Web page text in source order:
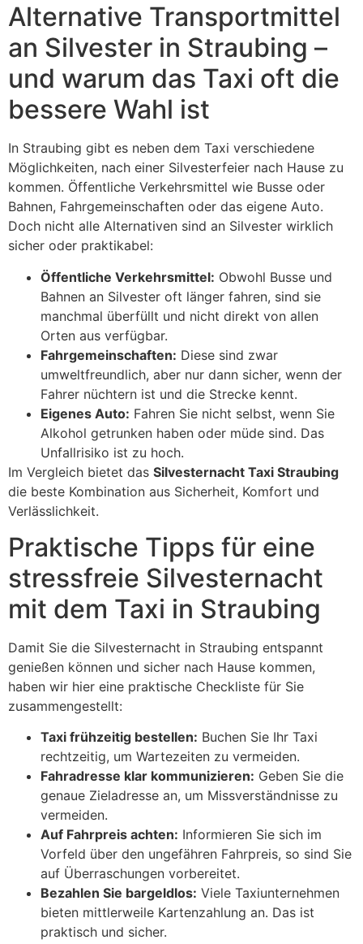
Alternative Transportmittel
an Silvester in Straubing –
und warum das Taxi oft die
bessere Wahl ist
In Straubing gibt es neben dem Taxi verschiedene
Möglichkeiten, nach einer Silvesterfeier nach Hause zu
kommen. Öffentliche Verkehrsmittel wie Busse oder
Bahnen, Fahrgemeinschaften oder das eigene Auto.
Doch nicht alle Alternativen sind an Silvester wirklich
sicher oder praktikabel:
Öffentliche Verkehrsmittel: Obwohl Busse und
Bahnen an Silvester oft länger fahren, sind sie
manchmal überfüllt und nicht direkt von allen
Orten aus verfügbar.
Fahrgemeinschaften: Diese sind zwar
umweltfreundlich, aber nur dann sicher, wenn der
Fahrer nüchtern ist und die Strecke kennt.
Eigenes Auto: Fahren Sie nicht selbst, wenn Sie
Alkohol getrunken haben oder müde sind. Das
Unfallrisiko ist zu hoch.
Im Vergleich bietet das Silvesternacht Taxi Straubing
die beste Kombination aus Sicherheit, Komfort und
Verlässlichkeit.
Praktische Tipps für eine
stressfreie Silvesternacht
mit dem Taxi in Straubing
Damit Sie die Silvesternacht in Straubing entspannt
genießen können und sicher nach Hause kommen,
haben wir hier eine praktische Checkliste für Sie
zusammengestellt:
Taxi frühzeitig bestellen: Buchen Sie Ihr Taxi
rechtzeitig, um Wartezeiten zu vermeiden.
Fahradresse klar kommunizieren: Geben Sie die
genaue Zieladresse an, um Missverständnisse zu
vermeiden.
Auf Fahrpreis achten: Informieren Sie sich im
Vorfeld über den ungefähren Fahrpreis, so sind Sie
auf Überraschungen vorbereitet.
Bezahlen Sie bargeldlos: Viele Taxiunternehmen
bieten mittlerweile Kartenzahlung an. Das ist
praktisch und sicher.